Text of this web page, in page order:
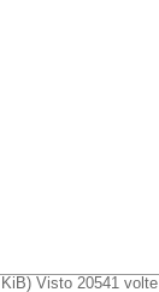
Visto 20541 volte